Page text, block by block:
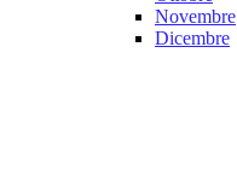
Novembre
Dicembre